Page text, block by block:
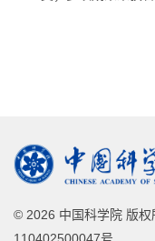
© 2026 中国科学院 版